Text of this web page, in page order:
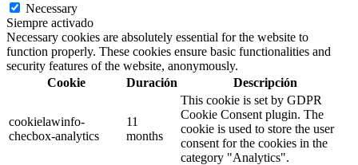
Necessary
Siempre activado
Necessary cookies are absolutely essential for the website to
function properly. These cookies ensure basic functionalities and
security features of the website, anonymously.
Cookie
Duración Descripción
cookielawinfo-
checbox-analytics
11
months
This cookie is set by GDPR
Cookie Consent plugin. The
cookie is used to store the user
consent for the cookies in the
category "Analytics".